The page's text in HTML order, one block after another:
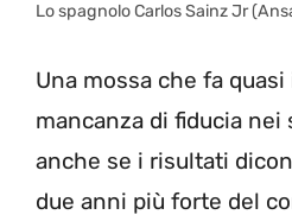
Lo spagnolo Carlos Sainz Jr
Una mossa che fa
mancanza di fiducia
anche se i risultati
due anni più forte del